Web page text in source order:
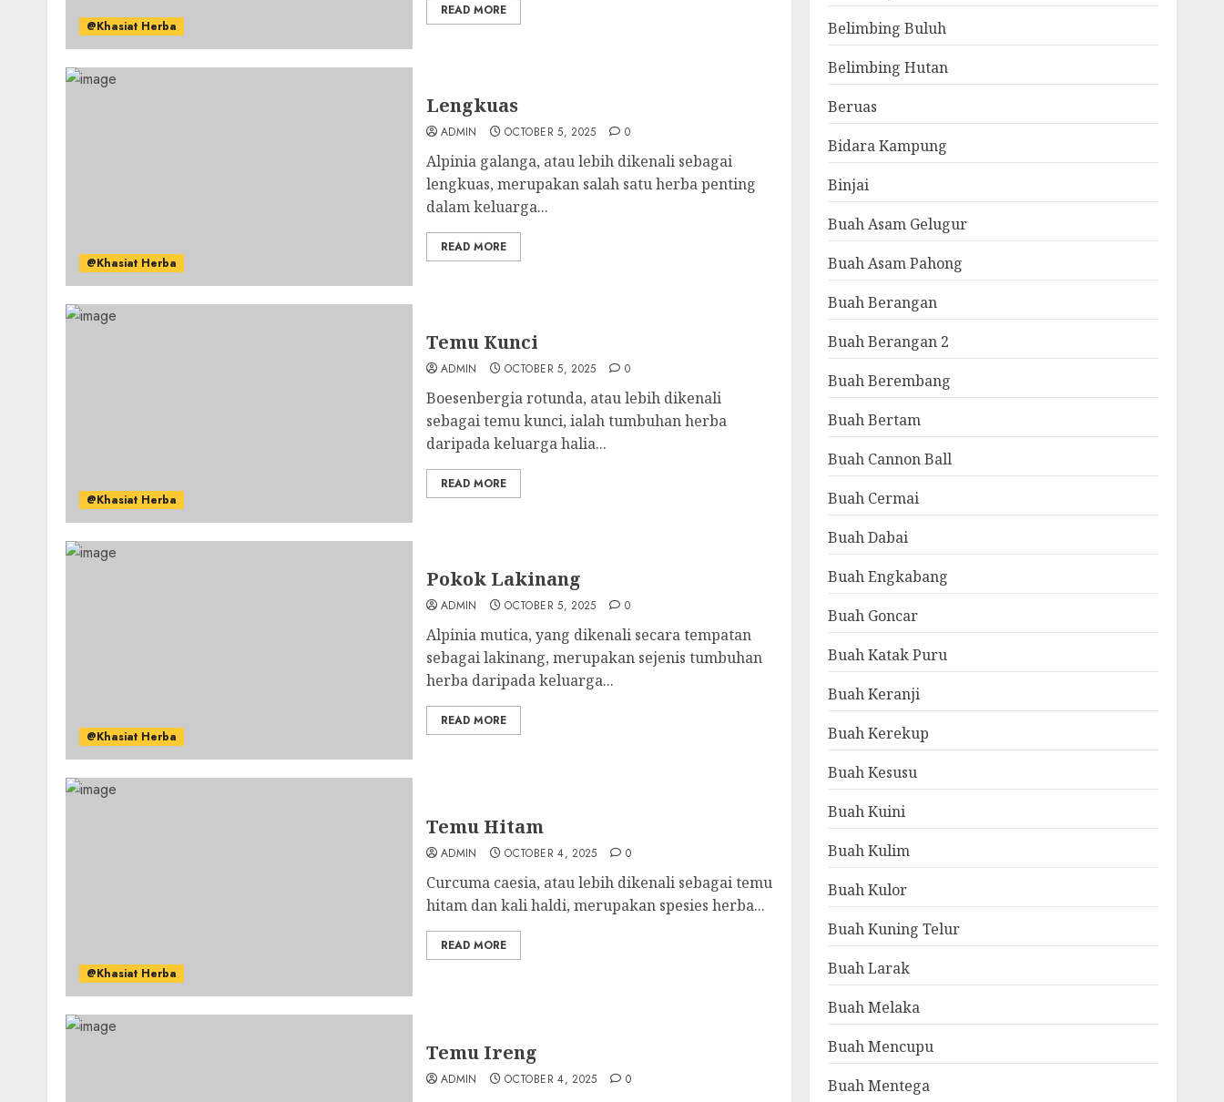
@Khasiat Herba
READ MORE
@Khasiat Herba
Lengkuas
ADMIN OCTOBER 5, 2025 0
Alpinia galanga, atau lebih dikenali sebagai
lengkuas, merupakan salah satu herba penting
dalam keluarga...
READ MORE
@Khasiat Herba
Temu Kunci
ADMIN OCTOBER 5, 2025 0
Boesenbergia rotunda, atau lebih dikenali
sebagai temu kunci, ialah tumbuhan herba
daripada keluarga halia...
READ MORE
@Khasiat Herba
Pokok Lakinang
ADMIN OCTOBER 5, 2025 0
Alpinia mutica, yang dikenali secara tempatan
sebagai lakinang, merupakan sejenis tumbuhan
herba daripada keluarga...
READ MORE
@Khasiat Herba
Temu Hitam
ADMIN OCTOBER 4, 2025 0
Curcuma caesia, atau lebih dikenali sebagai temu
hitam dan kali haldi, merupakan spesies herba...
READ MORE
Temu Ireng
ADMIN OCTOBER 4, 2025 0
Belimbing Buluh
Belimbing Hutan
Beruas
Bidara Kampung
Binjai
Buah Asam Gelugur
Buah Asam Pahong
Buah Berangan
Buah Berangan 2
Buah Berembang
Buah Bertam
Buah Cannon Ball
Buah Cermai
Buah Dabai
Buah Engkabang
Buah Goncar
Buah Katak Puru
Buah Keranji
Buah Kerekup
Buah Kesusu
Buah Kuini
Buah Kulim
Buah Kulor
Buah Kuning Telur
Buah Larak
Buah Melaka
Buah Mencupu
Buah Mentega